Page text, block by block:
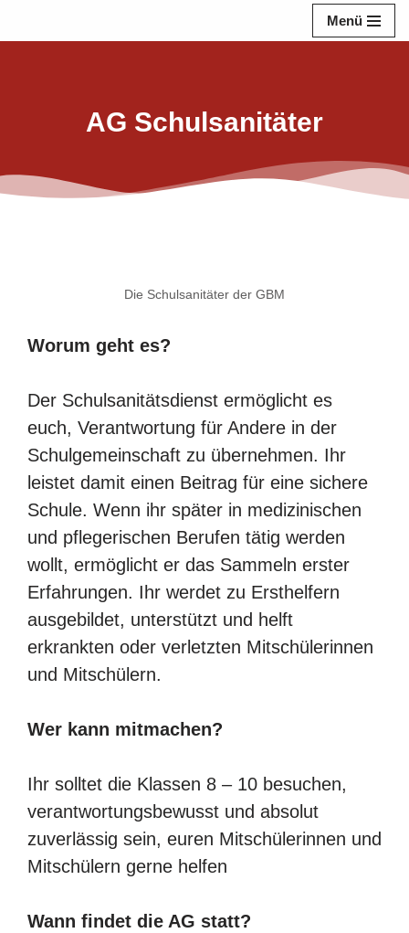
Menü
AG Schulsanitäter
Die Schulsanitäter der GBM
Worum geht es?
Der Schulsanitätsdienst ermöglicht es
euch, Verantwortung für Andere in der
Schulgemeinschaft zu übernehmen. Ihr
leistet damit einen Beitrag für eine sichere
Schule. Wenn ihr später in medizinischen
und pflegerischen Berufen tätig werden
wollt, ermöglicht er das Sammeln erster
Erfahrungen. Ihr werdet zu Ersthelfern
ausgebildet, unterstützt und helft
erkrankten oder verletzten Mitschülerinnen
und Mitschülern.
Wer kann mitmachen?
Ihr solltet die Klassen 8 – 10 besuchen,
verantwortungsbewusst und absolut
zuverlässig sein, euren Mitschülerinnen und
Mitschülern gerne helfen
Wann findet die AG statt?